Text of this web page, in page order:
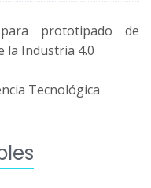
prototipado de
la Industria 4.0
Tecnológica